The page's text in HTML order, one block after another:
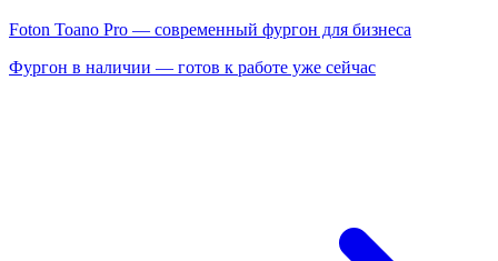
Foton Toano Pro — современный фургон для бизнеса
Фургон в наличии — готов к работе уже сейчас